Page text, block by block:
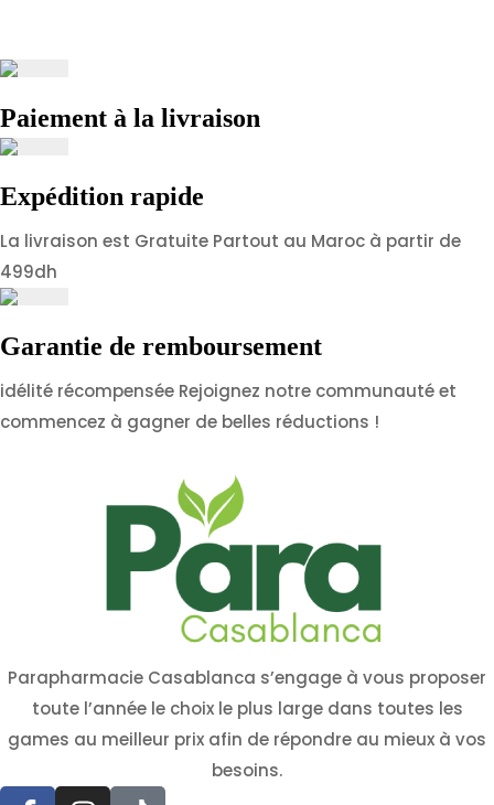
Paiement à la livraison
Expédition rapide
La livraison est Gratuite Partout au Maroc à partir de
499dh
Garantie de remboursement
idélité récompensée Rejoignez notre communauté et
commencez à gagner de belles réductions !
Parapharmacie Casablanca s’engage à vous proposer
toute l’année le choix le plus large dans toutes les
games au meilleur prix afin de répondre au mieux à vos
besoins.